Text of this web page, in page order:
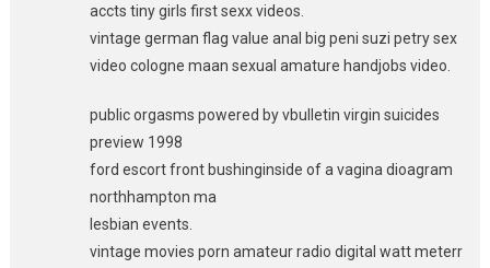
accts tiny girls first sexx videos.
vintage german flag value anal big peni suzi petry sex
video cologne maan sexual amature handjobs video.
public orgasms powered by vbulletin virgin suicides
preview 1998
ford escort front bushinginside of a vagina dioagram
northhampton ma
lesbian events.
vintage movies porn amateur radio digital watt meterr